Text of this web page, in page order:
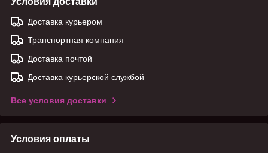
Доставка курьером
Транспортная компания
Доставка почтой
Доставка курьерской службой
Все условия доставки
Условия оплаты